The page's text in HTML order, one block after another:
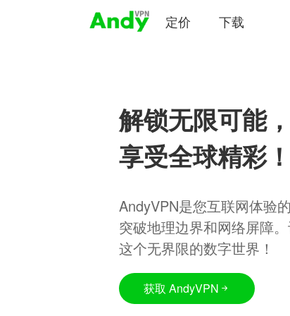
定价 下载
解锁无限可能，
享受全球精彩！
AndyVPN是您互联网体验
突破地理边界和网络屏障
这个无界限的数字世界！
获取 AndyVPN